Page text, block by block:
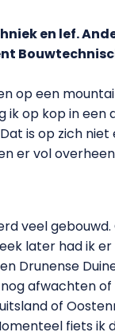
en lef.
op een
ik op kop in een
is op zich niet
er vol
veel gebouwd.
later had ik er
Drunense
nog afwachten
of
fiets ik